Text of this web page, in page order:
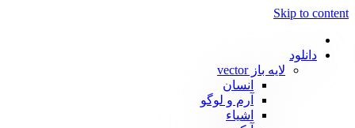
Skip to content
دانلود
لایه باز vector
انسان
آرم و لوگو
اشیاء